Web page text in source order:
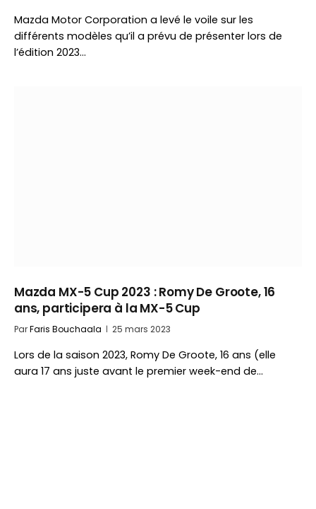
Mazda Motor Corporation a levé le voile sur les
différents modèles qu’il a prévu de présenter lors de
l’édition 2023…
Mazda MX-5 Cup 2023 : Romy De Groote, 16
ans, participera à la MX-5 Cup
ParFaris Bouchaala 25 mars 2023
Lors de la saison 2023, Romy De Groote, 16 ans (elle
aura 17 ans juste avant le premier week-end de…